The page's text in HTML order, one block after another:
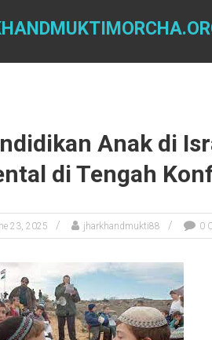
Anak di
di Tengah
23, 2025 jharkhandmukti88 0